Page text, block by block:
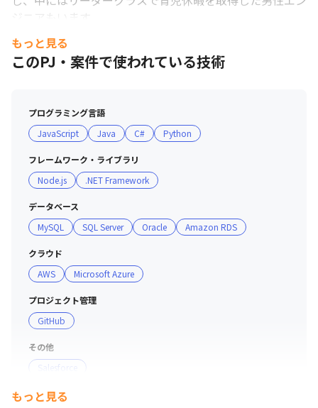
ジニアもいます
・仕事と子育ての両立を図るママ、パパたちが定期的に集
まる「ABSランチ」を開催しています
・有給休暇の取得や定時退社を推進する「家族感謝DAY」
＜育休取得実績（2021年）＞
・男性：妻が出産した15名のメンバーうち育休取得3名
（割合20%）
・女性：出産した14名うち育休取得14名（割合100%）
※産休取得実績あり
＜キャリア支援＞
・アビームコンサルティング主催の、プロジェクトマネジ
メントやOpen言語のなどの研修の受講ができます
ビジネスについて関心を寄せるメンバーが集まり、独自に
知見を深める「横串勉強会」を開催しています
・直属の上司とは別に、他部門のマネジャーが相談役とし
て、キャリア開発のサポートや悩み解決の後押しをします
＜研修制度＞
もっと見る
このPJ・案件で使われている技術
プログラミング言語
JavaScript
Java C# Python
フレームワーク・ライブラリ
Node.js
.NET Framework
データベース
MySQL
SQL Server Oracle Amazon RDS
クラウド
AWS
Microsoft Azure
プロジェクト管理
GitHub
その他
Salesforce
もっと見る